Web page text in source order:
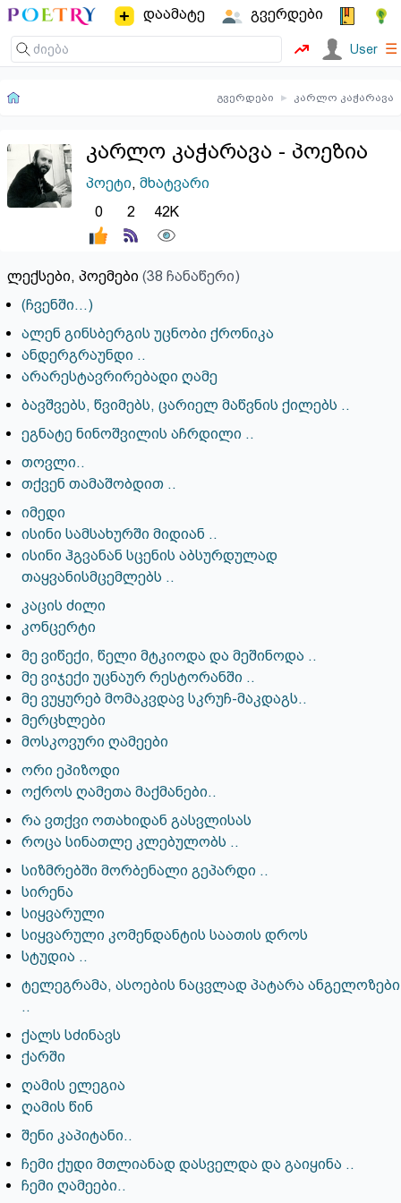
დაამატე გვერდები
User ☰
გვერდები ▸ კარლო კაჭარავა
კარლო კაჭარავა - პოეზია
პოეტი, მხატვარი
0
2 42K
ლექსები, პოემები (38 ჩანაწერი)
(ჩვენში…)
ალენ გინსბერგის უცნობი ქრონიკა
ანდერგრაუნდი ..
არარესტავრირებადი ღამე
ბავშვებს, წვიმებს, ცარიელ მაწვნის ქილებს ..
ეგნატე ნინოშვილის აჩრდილი ..
თოვლი..
თქვენ თამაშობდით ..
იმედი
ისინი სამსახურში მიდიან ..
ისინი ჰგვანან სცენის აბსურდულად
თაყვანისმცემლებს ..
კაცის ძილი
კონცერტი
მე ვიწექი, წელი მტკიოდა და მეშინოდა ..
მე ვიჯექი უცნაურ რესტორანში ..
მე ვუყურებ მომაკვდავ სკრუჩ-მაკდაგს..
მერცხლები
მოსკოვური ღამეები
ორი ეპიზოდი
ოქროს ღამეთა მაქმანები..
რა ვთქვი ოთახიდან გასვლისას
როცა სინათლე კლებულობს ..
სიზმრებში მორბენალი გეპარდი ..
სირენა
სიყვარული
სიყვარული კომენდანტის საათის დროს
სტუდია ..
ტელეგრამა, ასოების ნაცვლად პატარა ანგელოზები
..
ქალს სძინავს
ქარში
ღამის ელეგია
ღამის წინ
შენი კაპიტანი..
ჩემი ქუდი მთლიანად დასველდა და გაიყინა ..
ჩემი ღამეები..